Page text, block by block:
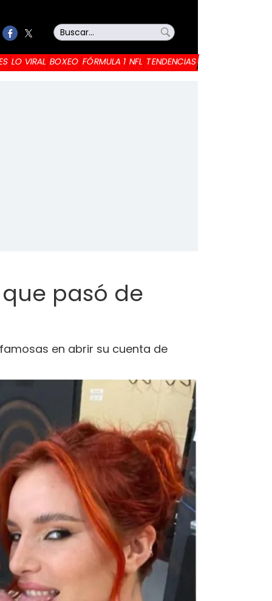
LO VIRAL BOXEO FÓRMULA 1 NFL TENDENCIAS
pasó de
en abrir su cuenta de